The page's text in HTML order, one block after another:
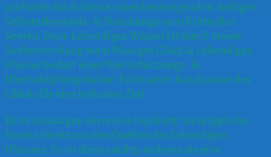
profunde Art & Weise einen bereinigenden, heiligen
Selbsterkenntnis- & Forschungsraum lichtvoller
Seelen. Denn Lebendiges Wasser ist durch meine
Seelenberufung mein flüssiges Glück & Lebendiges
Wasser bedarf einer Wertschätzungs- &
Wertschöpfungskultur: Es ist unser Katalysator des
Glücks für eine heilsame Zeit.
Es ist sozusagen ein reines Implantat als urtypische
Essenz direkt von den Quellen des Lebendigen
Wassers. So ist dieses nichts anderes als eine